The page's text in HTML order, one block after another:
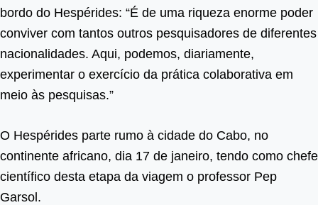
bordo do Hespérides: “É de uma riqueza enorme poder
conviver com tantos outros pesquisadores de diferentes
nacionalidades. Aqui, podemos, diariamente,
experimentar o exercício da prática colaborativa em
meio às pesquisas.”
O Hespérides parte rumo à cidade do Cabo, no
continente africano, dia 17 de janeiro, tendo como chefe
científico desta etapa da viagem o professor Pep
Garsol.